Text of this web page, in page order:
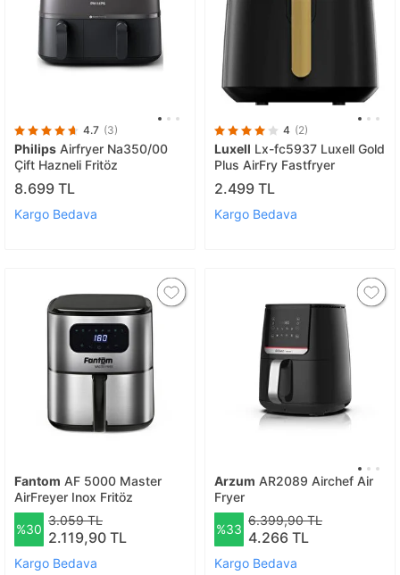
4.7 (3)
Philips Airfryer Na350/00
Çift Hazneli Fritöz
8.699 TL
Kargo Bedava
4 (2)
Luxell Lx-fc5937 Luxell Gold
Plus AirFry Fastfryer
2.499 TL
Kargo Bedava
Fantom AF 5000 Master
AirFreyer Inox Fritöz
%30
3.059 TL
2.119,90 TL
Kargo Bedava
Arzum AR2089 Airchef Air
Fryer
%33
6.399,90 TL
4.266 TL
Kargo Bedava